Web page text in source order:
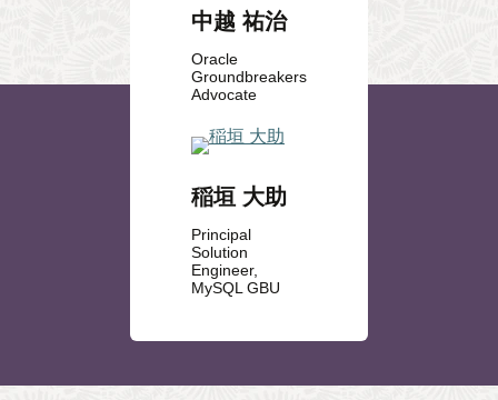
中越 祐治
Oracle
Groundbreakers
Advocate
稲垣 大助
Principal
Solution
Engineer,
MySQL GBU